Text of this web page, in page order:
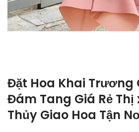
Đặt Hoa Khai Trương
Đám Tang Giá Rẻ
Thủy Giao Hoa Tận